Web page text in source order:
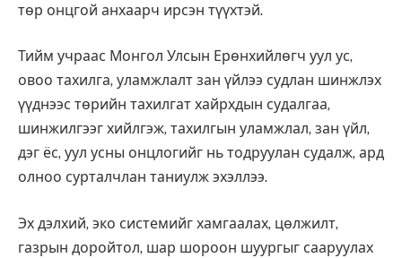
төр онцгой анхаарч ирсэн түүхтэй.
Тийм учраас Монгол Улсын Ерөнхийлөгч уул ус,
овоо тахилга, уламжлалт зан үйлээ судлан шинжлэх
үүднээс төрийн тахилгат хайрхдын судалгаа,
шинжилгээг хийлгэж, тахилгын уламжлал, зан үйл,
дэг ёс, уул усны онцлогийг нь тодруулан судалж, ард
олноо сурталчлан таниулж эхэллээ.
Эх дэлхий, эко системийг хамгаалах, цөлжилт,
газрын доройтол, шар шороон шуургыг сааруулах